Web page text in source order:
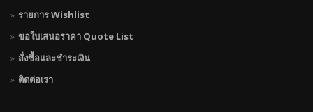
รายการ Wishlist
ขอใบเสนอราคา Quote List
สั่งซื้อและชำระเงิน
ติดต่อเรา